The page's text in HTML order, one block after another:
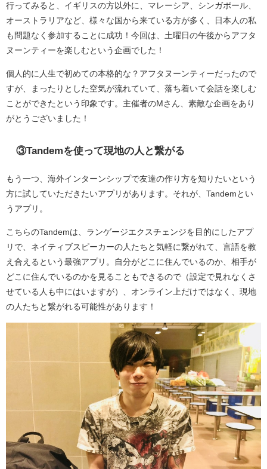
行ってみると、イギリスの方以外に、マレーシア、シンガポール、
オーストラリアなど、様々な国から来ている方が多く、日本人の私
も問題なく参加することに成功！今回は、土曜日の午後からアフタ
ヌーンティーを楽しむという企画でした！
個人的に人生で初めての本格的な？アフタヌーンティーだったので
すが、まったりとした空気が流れていて、落ち着いて会話を楽しむ
ことができたという印象です。主催者のMさん、素敵な企画をあり
がとうございました！
③Tandemを使って現地の人と繋がる
もう一つ、海外インターンシップで友達の作り方を知りたいという
方に試していただきたいアプリがあります。それが、Tandemとい
うアプリ。
こちらのTandemは、ランゲージエクスチェンジを目的にしたアプ
リで、ネイティブスピーカーの人たちと気軽に繋がれて、言語を教
え合えるという最強アプリ。自分がどこに住んでいるのか、相手が
どこに住んでいるのかを見ることもできるので（設定で見れなくさ
せている人も中にはいますが）、オンライン上だけではなく、現地
の人たちと繋がれる可能性があります！